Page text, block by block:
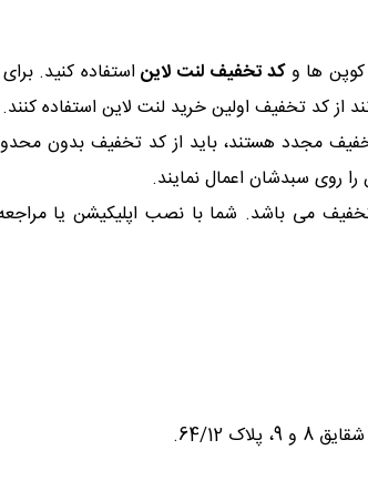
کوپن ها وکد تخفیف لنت لایناستفاده کنید.
از کد تخفیف اولین خرید لنت لاین استفاده
مجدد هستند، باید از کد تخفیف بدون
روی سبدشان اعمال نمایند.
می باشد. شما با نصب اپلیکیشن یا